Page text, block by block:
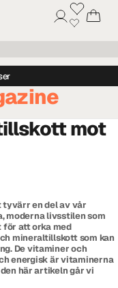
mot
en del av vår
moderna livsstilen som
för att orka med
mineraltillskott som kan
De vitaminer och
energisk är vitaminerna
den här artikeln går vi